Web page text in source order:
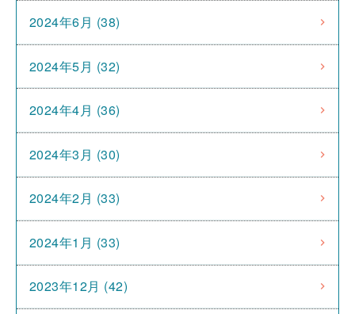
2024年6月 (38)
2024年5月 (32)
2024年4月 (36)
2024年3月 (30)
2024年2月 (33)
2024年1月 (33)
2023年12月 (42)